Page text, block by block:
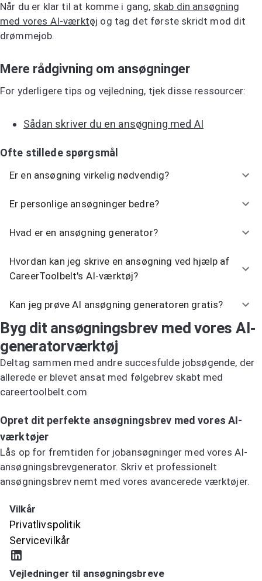
Når du er klar til at komme i gang, skab din ansøgning
med vores AI-værktøj og tag det første skridt mod dit
drømmejob.
Mere rådgivning om ansøgninger
For yderligere tips og vejledning, tjek disse ressourcer:
Sådan skriver du en ansøgning med AI
Ofte stillede spørgsmål
Er en ansøgning virkelig nødvendig?
Er personlige ansøgninger bedre?
Hvad er en ansøgning generator?
Hvordan kan jeg skrive en ansøgning ved hjælp af
CareerToolbelt's AI-værktøj?
Kan jeg prøve AI ansøgning generatoren gratis?
Byg dit ansøgningsbrev med vores AI-
generatorværktøj
Deltag sammen med andre succesfulde jobsøgende, der
allerede er blevet ansat med følgebrev skabt med
careertoolbelt.com
Opret dit perfekte ansøgningsbrev med vores AI-
værktøjer
Lås op for fremtiden for jobansøgninger med vores AI-
ansøgningsbrevgenerator. Skriv et professionelt
ansøgningsbrev nemt med vores avancerede værktøjer.
Vilkår
Privatlivspolitik
Servicevilkår
Vejledninger til ansøgningsbreve